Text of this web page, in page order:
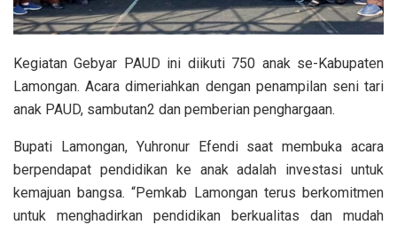
Kegiatan Gebyar PAUD ini diikuti 750 anak se-Kabupaten
Lamongan. Acara dimeriahkan dengan penampilan seni tari
anak PAUD, sambutan2 dan pemberian penghargaan.
Bupati Lamongan, Yuhronur Efendi saat membuka acara
berpendapat pendidikan ke anak adalah investasi untuk
kemajuan bangsa. “Pemkab Lamongan terus berkomitmen
untuk menghadirkan pendidikan berkualitas dan mudah